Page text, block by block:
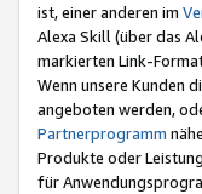
ist, einer anderen im
Alexa Skill (über das
markierten Link-
Wenn unsere Kunden
angeboten werden,
Partnerprogramm
Produkte oder
für